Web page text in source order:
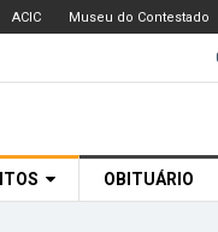
ACIC Museu do Contestado
OBITUÁRIO